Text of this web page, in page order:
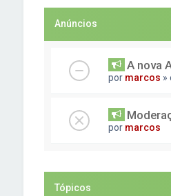
Anúncios
A nova
por marcos »
por marcos
Tópicos